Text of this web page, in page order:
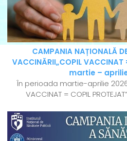
CAMPANIA NAȚIONALĂ
VACCINĂRII„COPIL VACCINAT
martie –
În perioada martie-aprilie
VACCINAT = COPIL